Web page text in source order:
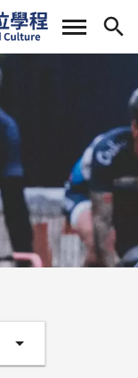
報側邊